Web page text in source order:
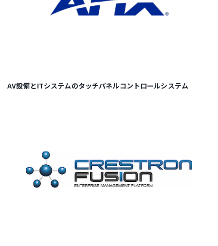
AV設備とITシステムのタッチパネルコントロールシステム